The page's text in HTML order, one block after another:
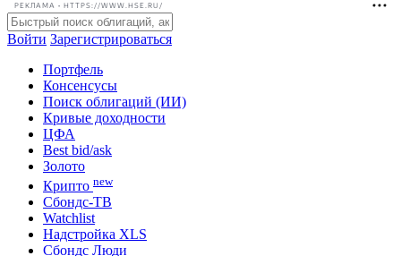
РЕКЛАМА • HTTPS://WWW.HSE.RU/
Войти Зарегистрироваться
Портфель
Консенсусы
Поиск облигаций (ИИ)
Кривые доходности
ЦФА
Best bid/ask
Золото
Крипто new